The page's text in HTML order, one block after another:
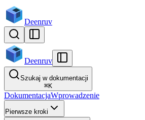
Deenruv
Deenruv
Szukaj w dokumentacji
⌘K
DokumentacjaWprowadzenie
Pierwsze kroki